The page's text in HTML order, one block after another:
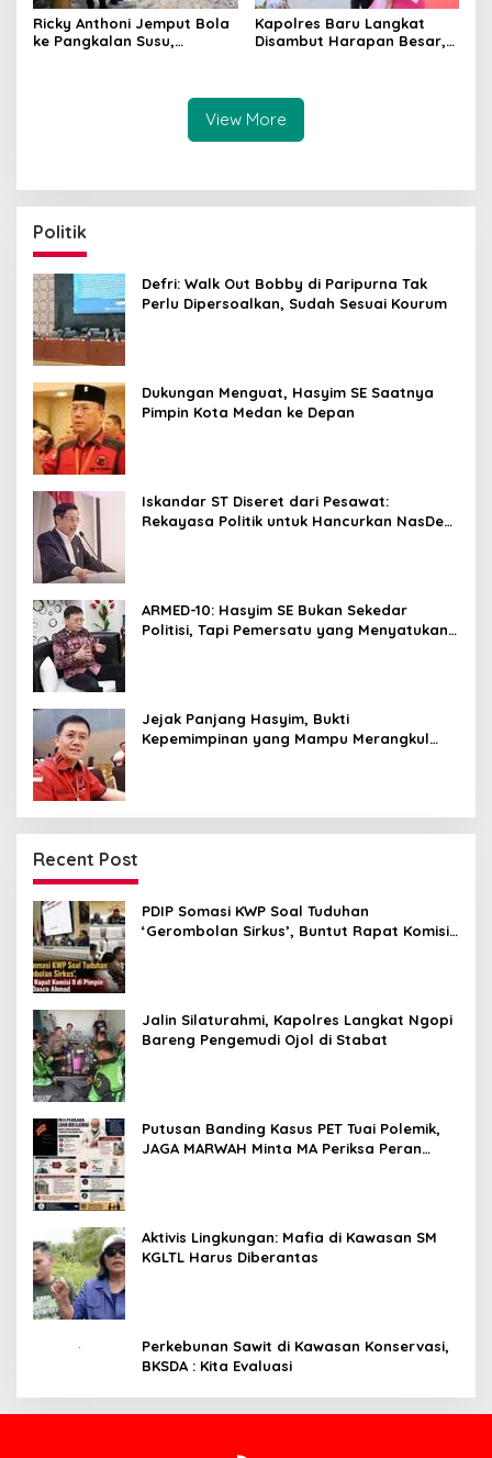
Ricky Anthoni Jemput Bola
ke Pangkalan Susu,
Kapolres Baru Langkat
Disambut Harapan Besar,
Narkoba hingga ke Akar
View More
Politik
Defri: Walk Out Bobby di Paripurna Tak
Perlu Dipersoalkan, Sudah Sesuai Kourum
Dukungan Menguat, Hasyim SE Saatnya
Pimpin Kota Medan ke Depan
Iskandar ST Diseret dari Pesawat:
Rekayasa Politik untuk Hancurkan NasDem
ARMED-10: Hasyim SE Bukan Sekedar
Politisi, Tapi Pemersatu yang Menyatukan
Jejak Panjang Hasyim, Bukti
Kepemimpinan yang Mampu Merangkul
Recent Post
PDIP Somasi KWP Soal Tuduhan
‘Gerombolan Sirkus’, Buntut Rapat Komisi
Jalin Silaturahmi, Kapolres Langkat Ngopi
Bareng Pengemudi Ojol di Stabat
Putusan Banding Kasus PET Tuai Polemik,
JAGA MARWAH Minta MA Periksa Peran
Aktivis Lingkungan: Mafia di Kawasan SM
KGLTL Harus Diberantas
Perkebunan Sawit di Kawasan Konservasi,
BKSDA : Kita Evaluasi